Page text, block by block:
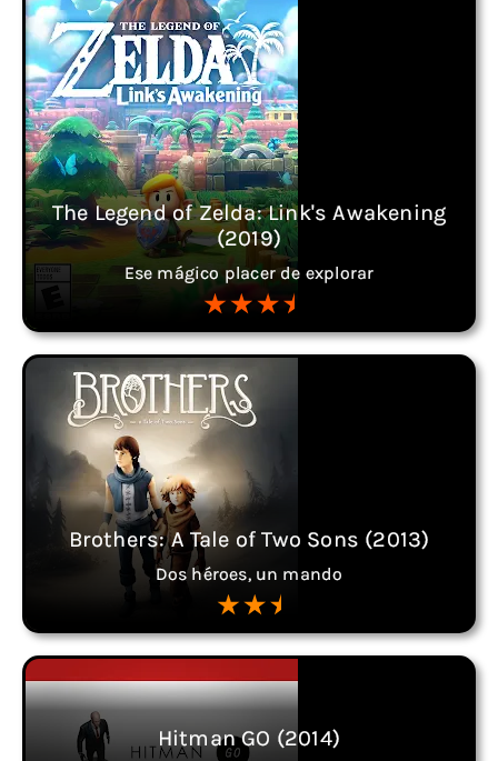
The Legend of Zelda: Link's Awakening
(2019)
Ese mágico placer de explorar
Brothers: A Tale of Two Sons (2013)
Dos héroes, un mando
Hitman GO (2014)